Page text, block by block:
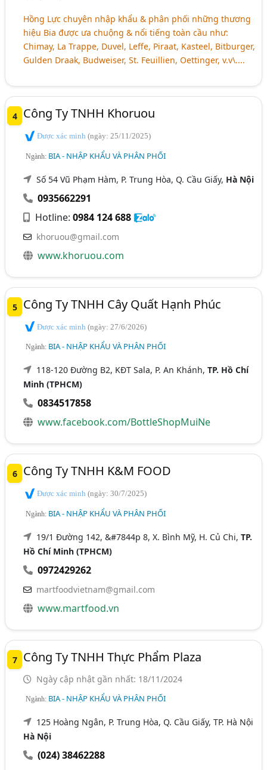
Hồng Lực chuyên nhập khẩu & phân phối những thương
hiệu Bia được ưa chuộng & nổi tiếng toàn cầu như:
Chimay, La Trappe, Duvel, Leffe, Piraat, Kasteel, Bitburger,
Gulden Draak, Budweiser, St. Feuillien, Oettinger, v.v\....
4 Công Ty TNHH Khoruou
Được xác minh(ngày: 25/11/2025)
Ngành: BIA - NHẬP KHẨU VÀ PHÂN PHỐI
Số 54 Vũ Phạm Hàm, P. Trung Hòa, Q. Cầu Giấy, Hà Nội
0935662291
Hotline:0984 124 688
khoruou@gmail.com
www.khoruou.com
5 Công Ty TNHH Cây Quất Hạnh Phúc
Được xác minh(ngày: 27/6/2026)
Ngành: BIA - NHẬP KHẨU VÀ PHÂN PHỐI
118-120 Đường B2, KĐT Sala, P. An Khánh,TP. Hồ Chí
Minh (TPHCM)
0834517858
www.facebook.com/BottleShopMuiNe
6 Công Ty TNHH K&M FOOD
Được xác minh(ngày: 30/7/2025)
Ngành: BIA - NHẬP KHẨU VÀ PHÂN PHỐI
19/1 Đường 142, &#7844p 8, X. Bình Mỹ, H. Củ Chi,TP.
Hồ Chí Minh (TPHCM)
0972429262
martfoodvietnam@gmail.com
www.martfood.vn
7 Công Ty TNHH Thực Phẩm Plaza
Ngày cập nhật gần nhất: 18/11/2024
Ngành: BIA - NHẬP KHẨU VÀ PHÂN PHỐI
125 Hoàng Ngân, P. Trung Hòa, Q. Cầu Giấy, TP. Hà Nội
Hà Nội
(024) 38462288